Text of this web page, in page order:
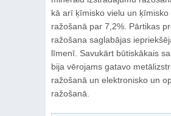
kā arī ķīmisko vielu un ķīmisko
ražošanā par 7,2%. Pārtikas
ražošana saglabājas
līmenī. Savukārt būtiskākais
bija vērojams gatavo
ražošanā un elektronisko un
ražošanā.